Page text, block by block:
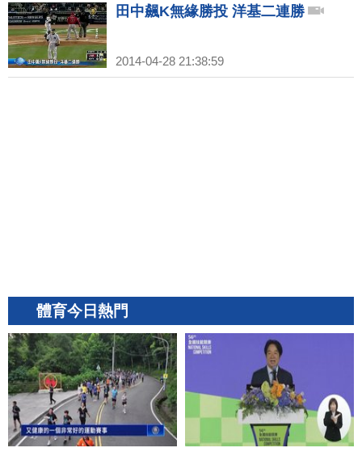
田中飆K無緣勝投 洋基二連勝
2014-04-28 21:38:59
體育今日熱門